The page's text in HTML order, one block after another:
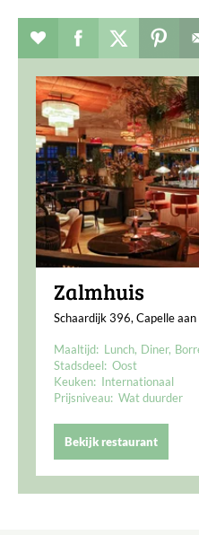
Verhaal toevoegen aan
Deel dit opDeel dit
Zalmhuis
Schaardijk 396, Capelle aan
Maaltijd: Lunch Diner
Stadsdeel: Oost
Keuken: Internationaal
Prijsniveau: Wat duurder
Bekijk restaurant